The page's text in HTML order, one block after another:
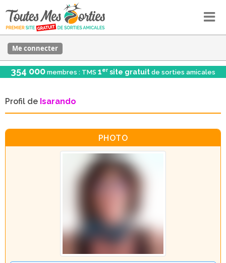
Me connecter
354 000 membres : TMS 1er site gratuit de sorties amicales
Profil de Isarando
PHOTO